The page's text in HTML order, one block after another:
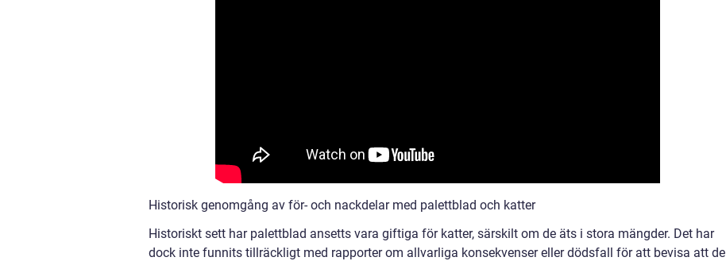
Historisk genomgång av för- och nackdelar med palettblad och katter
Historiskt sett har palettblad ansetts vara giftiga för katter, särskilt om de äts i stora mängder. Det har
dock inte funnits tillräckligt med rapporter om allvarliga konsekvenser eller dödsfall för att bevisa att de